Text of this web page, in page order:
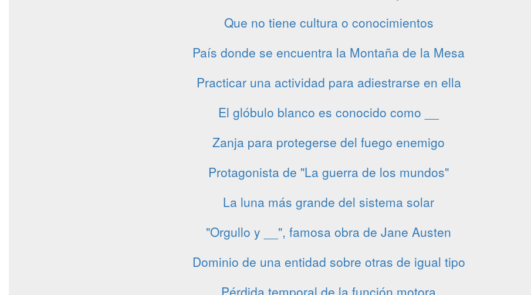
Que no tiene cultura o conocimientos
País donde se encuentra la Montaña de la Mesa
Practicar una actividad para adiestrarse en ella
El glóbulo blanco es conocido como __
Zanja para protegerse del fuego enemigo
Protagonista de "La guerra de los mundos"
La luna más grande del sistema solar
"Orgullo y __", famosa obra de Jane Austen
Dominio de una entidad sobre otras de igual tipo